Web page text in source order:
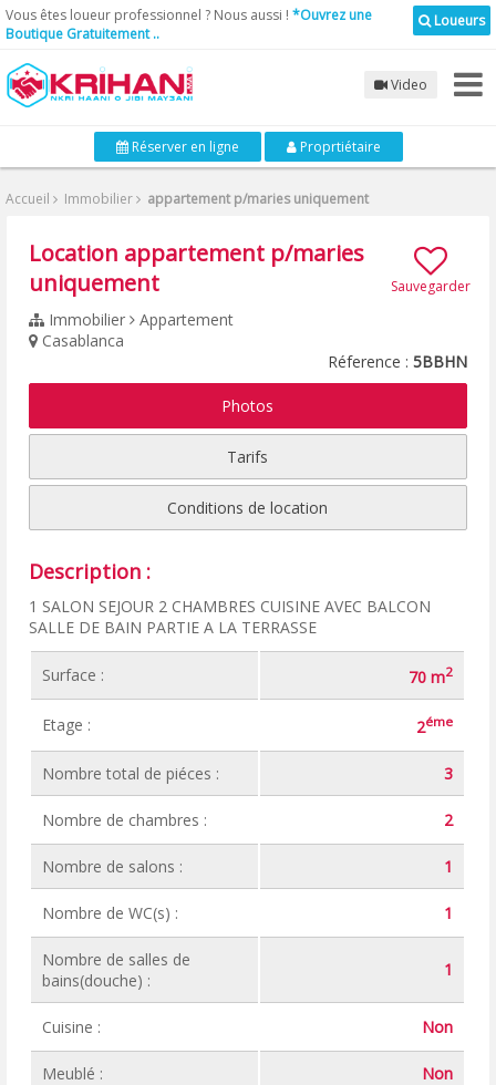
Loueurs
Vous êtes loueur professionnel ? Nous aussi ! *Ouvrez une
Boutique Gratuitement ..
Video
Réserver en ligne Proprtiétaire
Accueil Immobilier appartement p/maries uniquement
Sauvegarder
Location appartement p/maries
uniquement
Immobilier Appartement
Casablanca
Réference : 5BBHN
Photos
Tarifs
Conditions de location
Description :
1 SALON SEJOUR 2 CHAMBRES CUISINE AVEC BALCON
SALLE DE BAIN PARTIE A LA TERRASSE
Surface : 70 m2
Etage : 2éme
Nombre total de piéces : 3
Nombre de chambres : 2
Nombre de salons : 1
Nombre de WC(s) : 1
Nombre de salles de
bains(douche) :
1
Cuisine : Non
Meublé : Non